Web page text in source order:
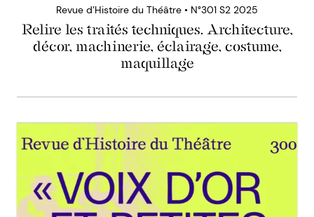
Revue d’Histoire du Théâtre • N°301 S2 2025
Relire les traités techniques. Architecture,
décor, machinerie, éclairage, costume,
maquillage